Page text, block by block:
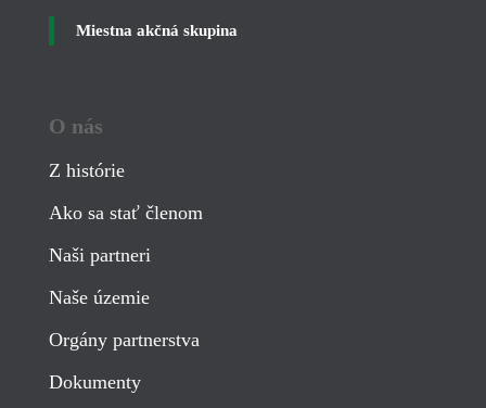
Miestna akčná skupina
O nás
Z histórie
Ako sa stať členom
Naši partneri
Naše územie
Orgány partnerstva
Dokumenty